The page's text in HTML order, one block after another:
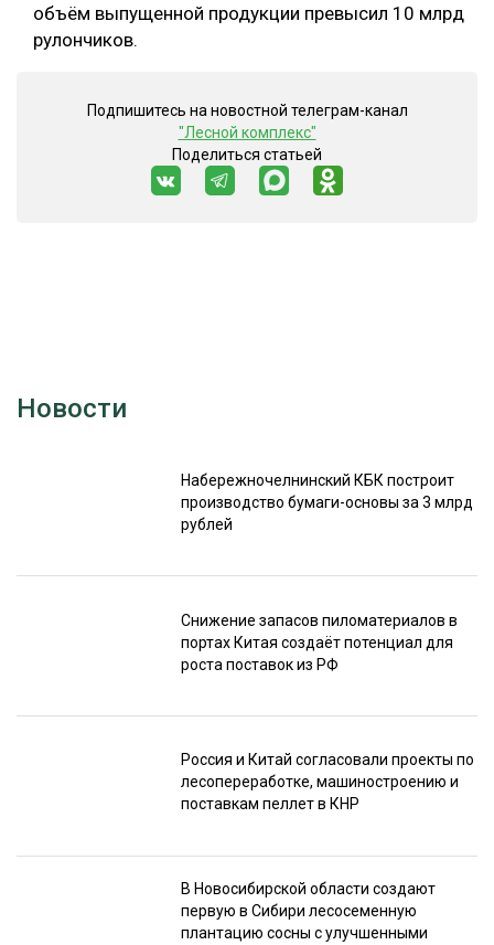
объём выпущенной продукции превысил 10 млрд
рулончиков.
Подпишитесь на новостной телеграм-канал
"Лесной комплекс"
Поделиться статьей
Новости
Набережночелнинский КБК построит
производство бумаги-основы за 3 млрд
рублей
Снижение запасов пиломатериалов в
портах Китая создаёт потенциал для
роста поставок из РФ
Россия и Китай согласовали проекты по
лесопереработке, машиностроению и
поставкам пеллет в КНР
В Новосибирской области создают
первую в Сибири лесосеменную
плантацию сосны с улучшенными